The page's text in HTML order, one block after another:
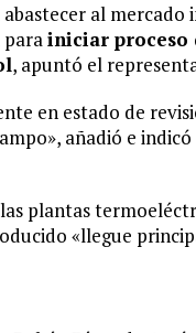
al
parainiciar proceso
, apuntó el
en estado de
añadió e
plantas
«llegue